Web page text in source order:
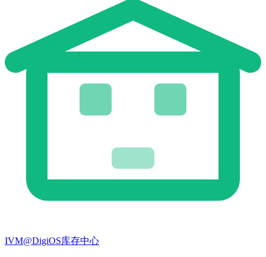
IVM@DigiOS库存中心